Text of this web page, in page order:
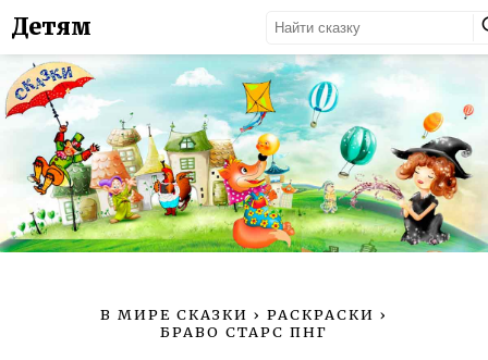
Детям
В МИРЕ СКАЗКИ › РАСКРАСКИ ›
БРАВО СТАРС ПНГ